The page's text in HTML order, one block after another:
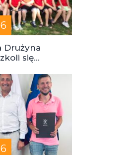
Drużyna
się